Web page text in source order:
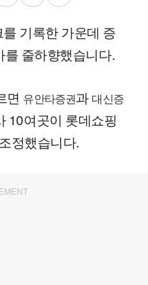
기록한 가운데 증
줄하향했습니다.
면 유안타증권과대신증
10여곳이 롯데쇼핑
정했습니다.